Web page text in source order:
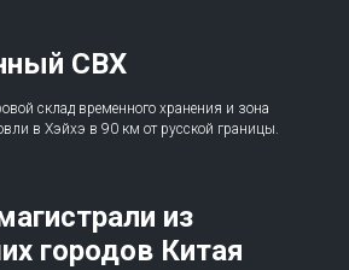
СВХ
склад временного хранения и зона
в Хэйхэ в 90 км от русской границы.
из
городов Китая